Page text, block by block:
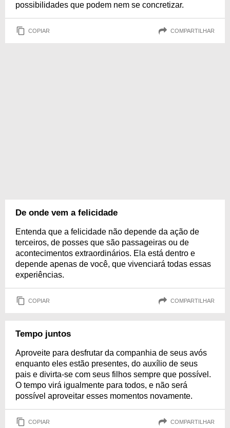
possibilidades que podem nem se concretizar.
COPIAR COMPARTILHAR
De onde vem a felicidade
Entenda que a felicidade não depende da ação de
terceiros, de posses que são passageiras ou de
acontecimentos extraordinários. Ela está dentro e
depende apenas de você, que vivenciará todas essas
experiências.
COPIAR COMPARTILHAR
Tempo juntos
Aproveite para desfrutar da companhia de seus avós
enquanto eles estão presentes, do auxílio de seus
pais e divirta-se com seus filhos sempre que possível.
O tempo virá igualmente para todos, e não será
possível aproveitar esses momentos novamente.
COPIAR COMPARTILHAR